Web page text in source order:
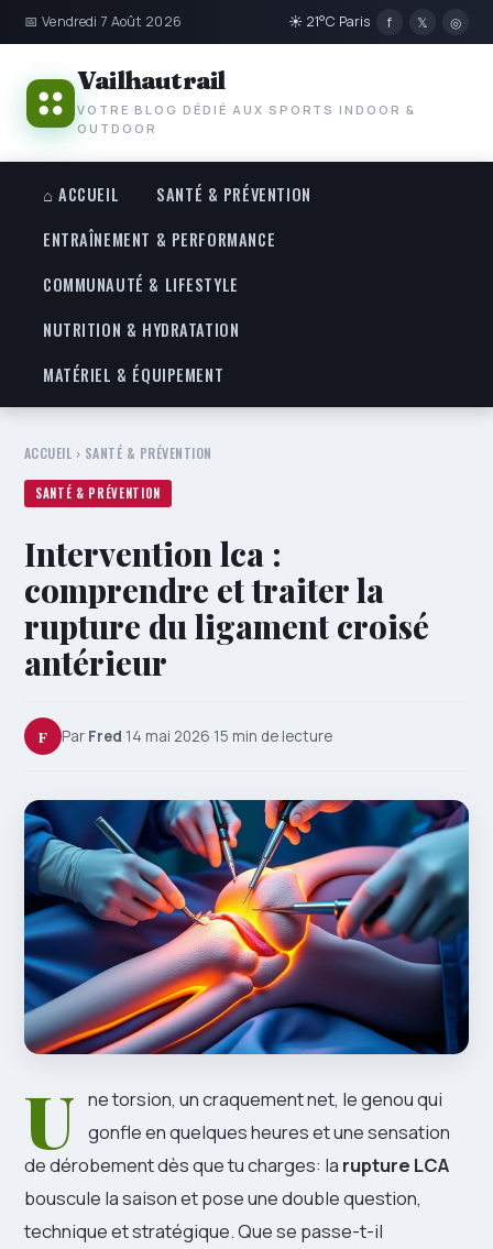
📅 Vendredi 7 Août 2026 ☀ 21°C Paris f 𝕏 ◎
Vailhautrail
VOTRE BLOG DÉDIÉ AUX SPORTS INDOOR &
OUTDOOR
⌂ ACCUEIL
SANTÉ & PRÉVENTION
ENTRAÎNEMENT & PERFORMANCE
COMMUNAUTÉ & LIFESTYLE
NUTRITION & HYDRATATION
MATÉRIEL & ÉQUIPEMENT
ACCUEIL › SANTÉ & PRÉVENTION
SANTÉ & PRÉVENTION
Intervention lca :
comprendre et traiter la
rupture du ligament croisé
antérieur
F Par Fred·14 mai 2026·15 min de lecture
U ne torsion, un craquement net, le genou qui
gonfle en quelques heures et une sensation
de dérobement dès que tu charges: la rupture LCA
bouscule la saison et pose une double question,
technique et stratégique. Que se passe-t-il